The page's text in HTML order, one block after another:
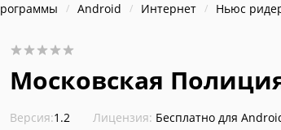
Android Интернет Ньюс
Московская
Версия:1.2 Лицензия: Бесплатно для